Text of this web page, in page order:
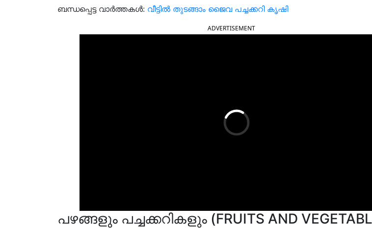
ബന്ധപ്പെട്ട വാർത്തകൾ: വീട്ടിൽ തുടങ്ങാം ജൈവ പച്ചക്കറി കൃഷി
ADVERTISEMENT
പഴങ്ങളും പച്ചക്കറികളും (FRUITS AND